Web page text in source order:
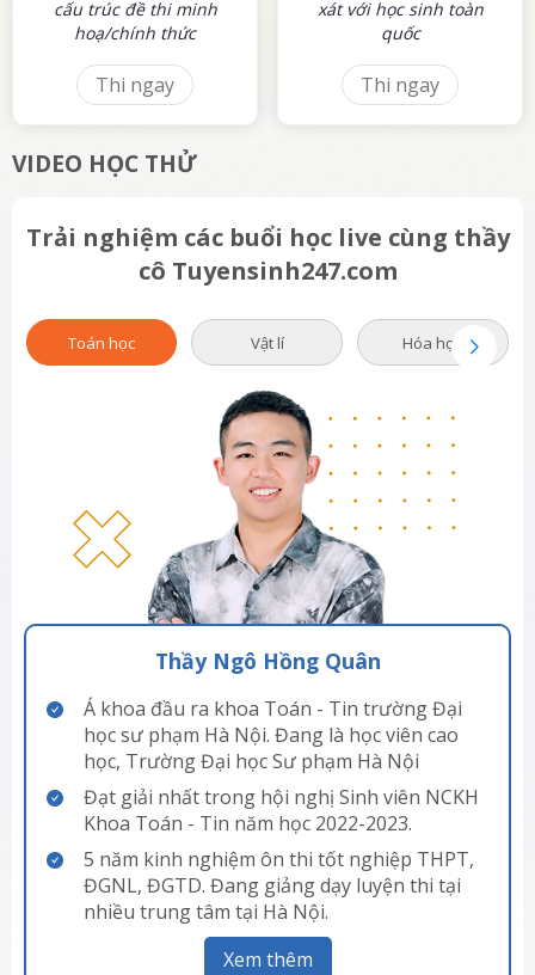
cấu trúc đề thi minh
hoạ/chính thức
Thi ngay
xát với học sinh toàn
quốc
Thi ngay
VIDEO HỌC THỬ
Trải nghiệm các buổi học live cùng thầy
cô Tuyensinh247.com
Toán học Vật lí Hóa học
Thầy Ngô Hồng Quân
Á khoa đầu ra khoa Toán - Tin trường Đại
học sư phạm Hà Nội. Đang là học viên cao
học, Trường Đại học Sư phạm Hà Nội
Đạt giải nhất trong hội nghị Sinh viên NCKH
Khoa Toán - Tin năm học 2022-2023.
5 năm kinh nghiệm ôn thi tốt nghiệp THPT,
ĐGNL, ĐGTD. Đang giảng dạy luyện thi tại
nhiều trung tâm tại Hà Nội.
Xem thêm